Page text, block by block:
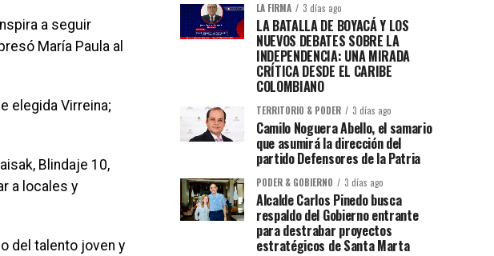
a seguir
María Paula al
elegida Virreina;
Blindaje 10,
a locales y
del talento joven y
LA FIRMA 3 días ago
LA BATALLA DE BOYACÁ Y LOS
NUEVOS DEBATES SOBRE LA
INDEPENDENCIA: UNA MIRADA
CRÍTICA DESDE EL CARIBE
COLOMBIANO
TERRITORIO & PODER 3 días ago
Camilo Noguera Abello, el samario
que asumirá la dirección del
partido Defensores de la Patria
PODER & GOBIERNO 3 días ago
Alcalde Carlos Pinedo busca
respaldo del Gobierno entrante
para destrabar proyectos
estratégicos de Santa Marta